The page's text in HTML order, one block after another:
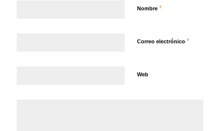
Nombre *
Correo electrónico *
Web